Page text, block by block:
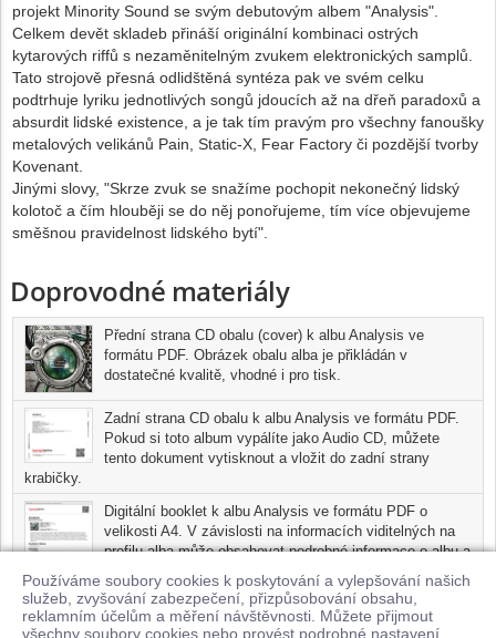
Používáme soubory cookies k poskytování a vylepšování našich
služeb, zvyšování zabezpečení, přizpůsobování obsahu,
reklamním účelům a měření návštěvnosti. Můžete přijmout
všechny soubory cookies nebo provést podrobné nastavení.
projekt Minority Sound se svým debutovým albem "Analysis".
Celkem devět skladeb přináší originální kombinaci ostrých
kytarových riffů s nezaměnitelným zvukem elektronických samplů.
Tato strojově přesná odlidštěná syntéza pak ve svém celku
podtrhuje lyriku jednotlivých songů jdoucích až na dřeň paradoxů a
absurdit lidské existence, a je tak tím pravým pro všechny fanoušky
metalových velikánů Pain, Static-X, Fear Factory či pozdější tvorby
Kovenant.
Jinými slovy, "Skrze zvuk se snažíme pochopit nekonečný lidský
kolotoč a čím hlouběji se do něj ponořujeme, tím více objevujeme
směšnou pravidelnost lidského bytí".
Doprovodné materiály
Přední strana CD obalu (cover) k albu Analysis ve
formátu PDF. Obrázek obalu alba je přikládán v
dostatečné kvalitě, vhodné i pro tisk.
Zadní strana CD obalu k albu Analysis ve formátu PDF.
Pokud si toto album vypálíte jako Audio CD, můžete
tento dokument vytisknout a vložit do zadní strany
krabičky.
Digitální booklet k albu Analysis ve formátu PDF o
velikosti A4. V závislosti na informacích viditelných na
profilu alba může obsahovat podrobné informace o albu a
jednotlivých skladbách, včetně seznamu participujících
umělců, přesného data a místa nahrání pro každou ze
skladeb. Digitální booklet je tisknutelnou variantou profilu alba.